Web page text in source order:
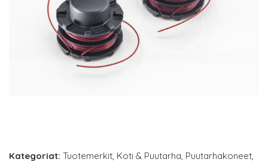
Kategoriat: Tuotemerkit, Koti & Puutarha, Puutarhakoneet,